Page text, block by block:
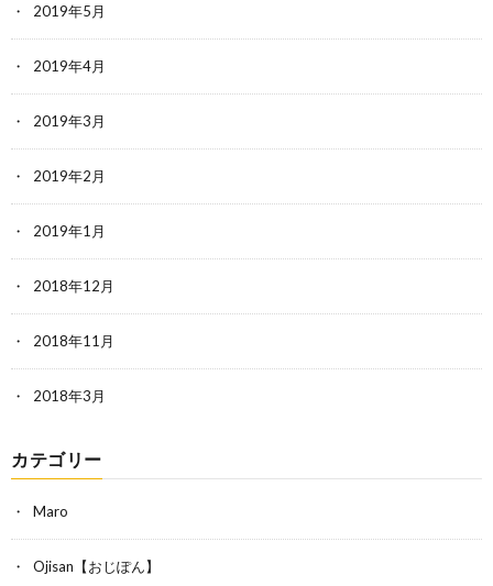
2019年5月
2019年4月
2019年3月
2019年2月
2019年1月
2018年12月
2018年11月
2018年3月
カテゴリー
Maro
Ojisan【おじぽん】